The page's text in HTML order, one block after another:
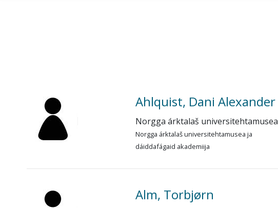
Ahlquist, Dani Alexander
Norgga árktalaš universitehtamusea
Norgga árktalaš universitehtamusea ja
dáiddafágaid akademiija
Alm, Torbjørn